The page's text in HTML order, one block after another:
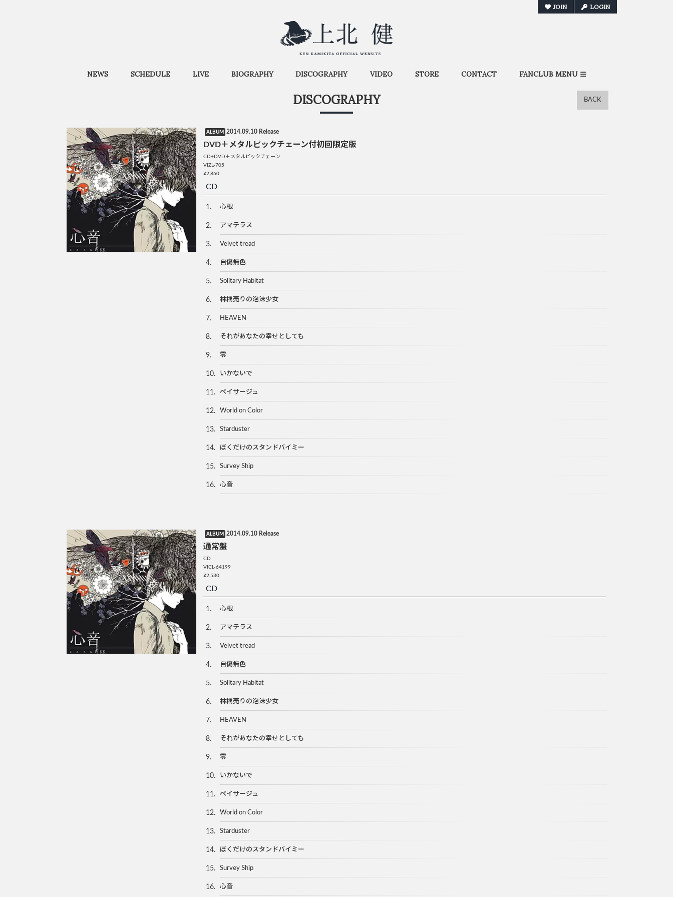
NEWS SCHEDULE LIVE BIOGRAPHY DISCOGRAPHY VIDEO STORE CONTACT FANCLUB MENU
JOIN LOGIN
DISCOGRAPHY BACK
ALBUM 2014.09.10 Release
DVD＋メタルピックチェーン付初回限定版
CD+DVD＋メタルピックチェーン
VIZL-705
¥2,860
CD
1. 心根
2. アマテラス
3. ​Velvet tread
4. 自傷無色
5. Solitary Habitat
6. 林檎売りの泡沫少女
7. HEAVEN
8. それがあなたの幸せとしても
9. 零
10. いかないで
11. ペイサージュ
12. World on Color
13. Starduster
14. ぼくだけのスタンドバイミー
15. Survey Ship
16. 心音
ALBUM 2014.09.10 Release
通常盤
CD
VICL-64199
¥2,530
CD
1. 心根
2. アマテラス
3. ​Velvet tread
4. 自傷無色
5. Solitary Habitat
6. 林檎売りの泡沫少女
7. HEAVEN
8. それがあなたの幸せとしても
9. 零
10. いかないで
11. ペイサージュ
12. World on Color
13. Starduster
14. ぼくだけのスタンドバイミー
15. Survey Ship
16. 心音